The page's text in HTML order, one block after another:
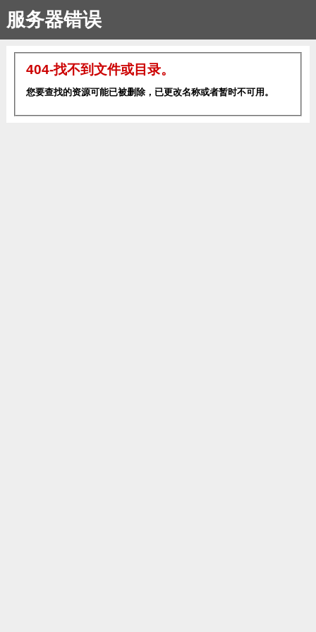
服务器错误
404-找不到文件或目录。
您要查找的资源可能已被删除，已更改名称或者暂时不可用。